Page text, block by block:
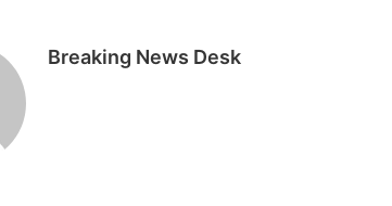
Breaking News Desk